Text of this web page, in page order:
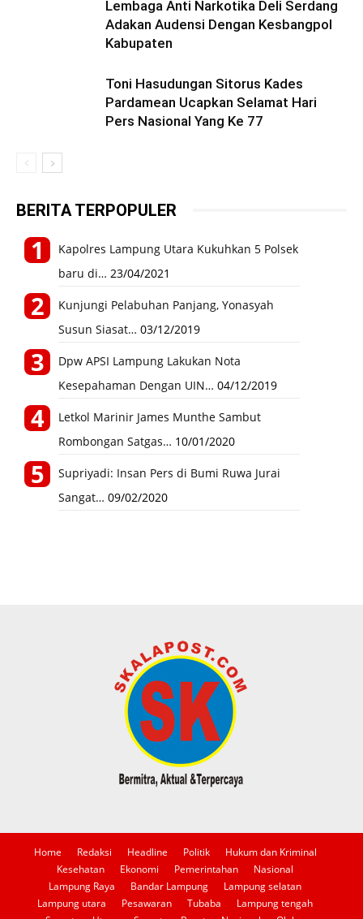
Lembaga Anti Narkotika Deli Serdang
Adakan Audensi Dengan Kesbangpol
Kabupaten
Toni Hasudungan Sitorus Kades
Pardamean Ucapkan Selamat Hari
Pers Nasional Yang Ke 77
BERITA TERPOPULER
Kapolres Lampung Utara Kukuhkan 5 Polsek
baru di… 23/04/2021
Kunjungi Pelabuhan Panjang, Yonasyah
Susun Siasat… 03/12/2019
Dpw APSI Lampung Lakukan Nota
Kesepahaman Dengan UIN… 04/12/2019
Letkol Marinir James Munthe Sambut
Rombongan Satgas… 10/01/2020
Supriyadi: Insan Pers di Bumi Ruwa Jurai
Sangat… 09/02/2020
Home Redaksi Headline Politik
Hukum dan Kriminal
Kesehatan
Ekonomi Pemerintahan
Nasional
Lampung Raya
Bandar Lampung
Lampung selatan
Lampung utara
Pesawaran Tubaba
Lampung tengah